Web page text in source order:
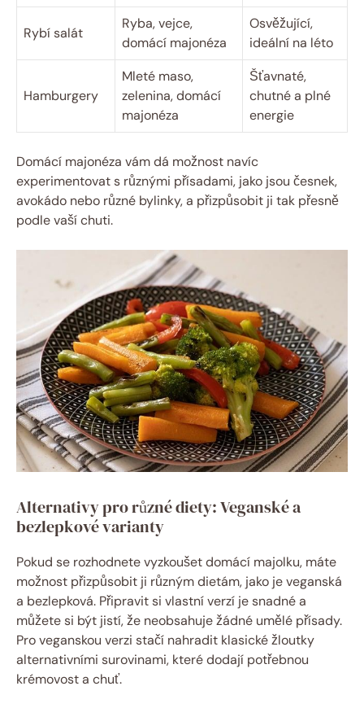
Rybí salát
Ryba, vejce,
domácí majonéza
Osvěžující,
ideální na léto
Hamburgery
Mleté maso,
zelenina, domácí
majonéza
Šťavnaté,
chutné a plné
energie
Domácí majonéza vám dá možnost navíc
experimentovat s různými přísadami, jako jsou česnek,
avokádo nebo různé bylinky, a přizpůsobit ji tak přesně
podle vaší chuti.
Alternativy pro různé diety: Veganské a
bezlepkové varianty
Pokud se rozhodnete vyzkoušet domácí majolku, máte
možnost přizpůsobit ji různým dietám, jako je veganská
a bezlepková. Připravit si vlastní verzí je snadné a
můžete si být jistí, že neobsahuje žádné umělé přísady.
Pro veganskou verzi stačí nahradit klasické žloutky
alternativními surovinami, které dodají potřebnou
krémovost a chuť.